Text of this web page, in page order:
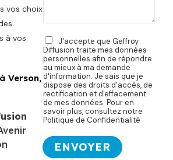
vos choix
à vos
Verson,
e
T
é
l
é
p
h
o
a
g
e
*
P
r
é
n
o
m
e
R
G
P
D
*
J'accepte que Geffroy
Diffusion traite mes données
personnelles afin de répondre
au mieux à ma demande
d'information. Je sais que je
dispose des droits d'accès, de
rectification et d'effacement
de mes données. Pour en
savoir plus, consultez notre
Politique de Confidentialité
ENVOYER